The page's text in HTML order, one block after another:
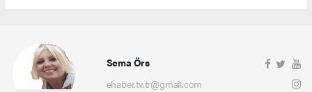
Sema Örs
ehaber.tv.tr@gmail.com